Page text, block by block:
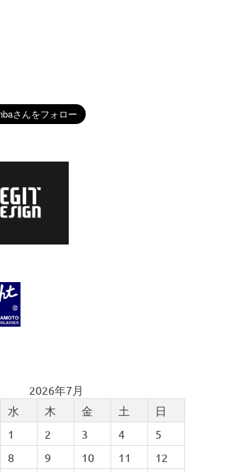
2026年7月
水 木 金 土
日
1
2 3 4
5
8 9 10 11
12